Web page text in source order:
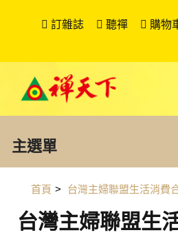
訂雜誌 聽禪 購物
主選單
首頁 > 台灣主婦聯盟生活消
台灣主婦聯盟生